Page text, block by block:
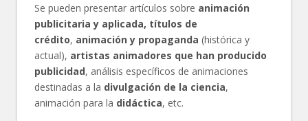
Se pueden presentar artículos sobre animación
publicitaria y aplicada, títulos de
crédito, animación y propaganda (histórica y
actual), artistas animadores que han producido
publicidad, análisis específicos de animaciones
destinadas a la divulgación de la ciencia,
animación para la didáctica, etc.